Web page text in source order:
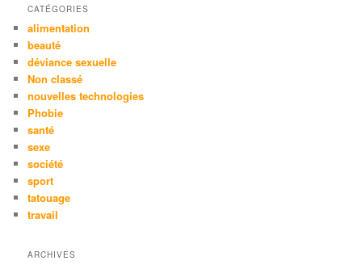
CATÉGORIES
alimentation
beauté
déviance sexuelle
Non classé
nouvelles technologies
Phobie
santé
sexe
société
sport
tatouage
travail
ARCHIVES